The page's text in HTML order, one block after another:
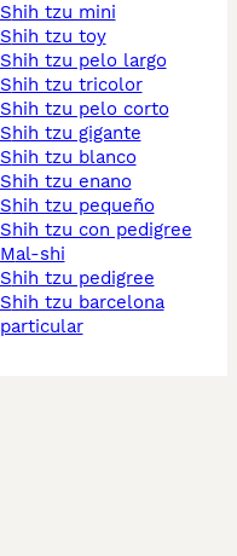
shih tzu mini
shih tzu toy
shih tzu pelo largo
shih tzu tricolor
shih tzu pelo corto
shih tzu gigante
shih tzu blanco
shih tzu enano
shih tzu pequeño
shih tzu con pedigree
mal-shi
shih tzu pedigree
shih tzu barcelona
particular